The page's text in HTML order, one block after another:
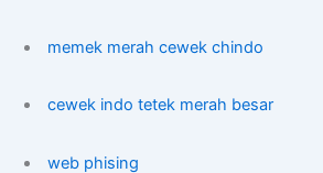
memek merah cewek chindo
cewek indo tetek merah besar
web phising